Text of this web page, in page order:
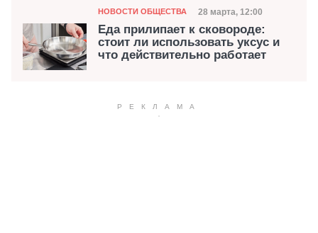
Категория
НОВОСТИ ОБЩЕСТВА Дата публикации
28 марта, 12:00
Еда прилипает к сковороде:
стоит ли использовать уксус и
что действительно работает